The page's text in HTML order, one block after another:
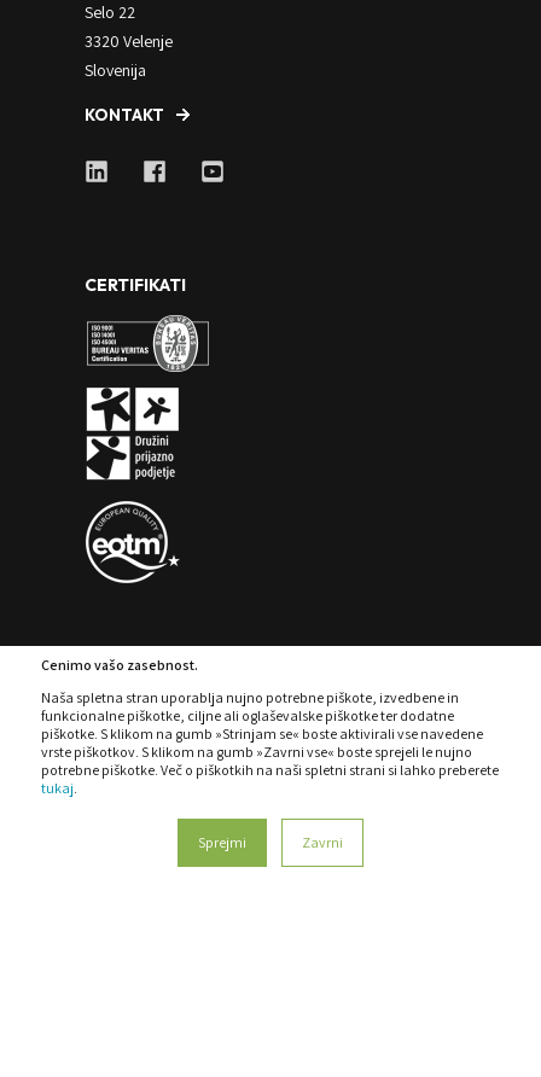
Cenimo vašo zasebnost.
Naša spletna stran uporablja nujno potrebne piškote, izvedbene in
funkcionalne piškotke, ciljne ali oglaševalske piškotke ter dodatne
piškotke. S klikom na gumb »Strinjam se« boste aktivirali vse navedene
vrste piškotkov. S klikom na gumb »Zavrni vse« boste sprejeli le nujno
potrebne piškotke. Več o piškotkih na naši spletni strani si lahko preberete
tukaj.
Sprejmi Zavrni
Selo 22
3320 Velenje
Slovenija
KONTAKT
CERTIFIKATI
PIŠKOTKI
POLITIKA ZASEBNOSTI
POLITIKA SISTEMA VODENJA
REKLAMACIJE
PRAVILNIK O ZAŠČITI PRIJAVITELJEV
KODEKS